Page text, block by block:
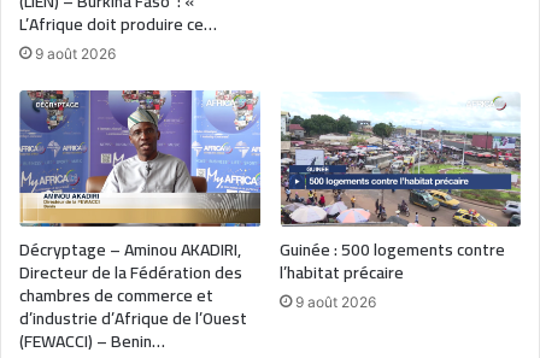
L’Afrique doit produire ce…
9 août 2026
Décryptage – Aminou AKADIRI,
Directeur de la Fédération des
chambres de commerce et
d’industrie d’Afrique de l’Ouest
(FEWACCI) – Benin…
Guinée : 500 logements contre
l’habitat précaire
9 août 2026